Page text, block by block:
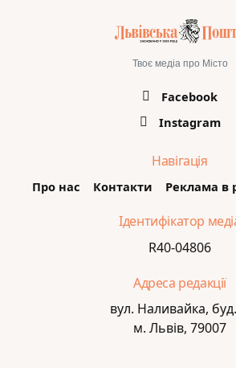
Твоє медіа про Місто
Facebook
Instagram
Навігація
Про нас Контакти Реклама в
Ідентифікатор
R40-04806
Адреса редакції
вул. Наливайка,
м. Львів, 79007